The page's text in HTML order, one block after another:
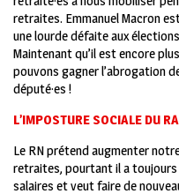
retraites. Emmanuel Macron
une lourde défaite aux
Maintenant qu’il est encore
pouvons gagner l’abrogation
député·es !
L’IMPOSTURE SOCIALE DU
Le RN prétend augmenter
retraites, pourtant il a
salaires et veut faire de